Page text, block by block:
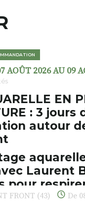
AOÛT 2026 AU 09
EN
: 3 jours
autour
Laurent
pour
FRONT (43) De